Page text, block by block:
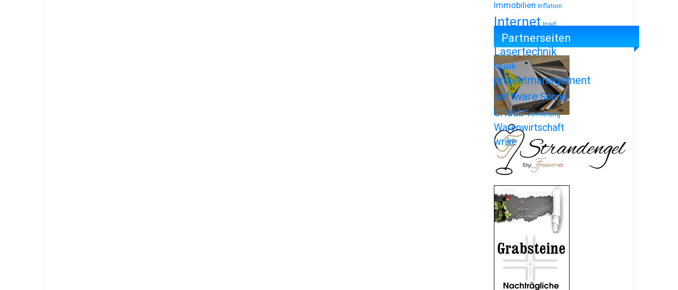
Immobilien Inflation
Internet Ipad
Iphone
Lasertechnik
Musik
projektmanagement
softwareSonne
Urlaub Vermietung
Warenwirtschaft
wrike
Partnerseiten